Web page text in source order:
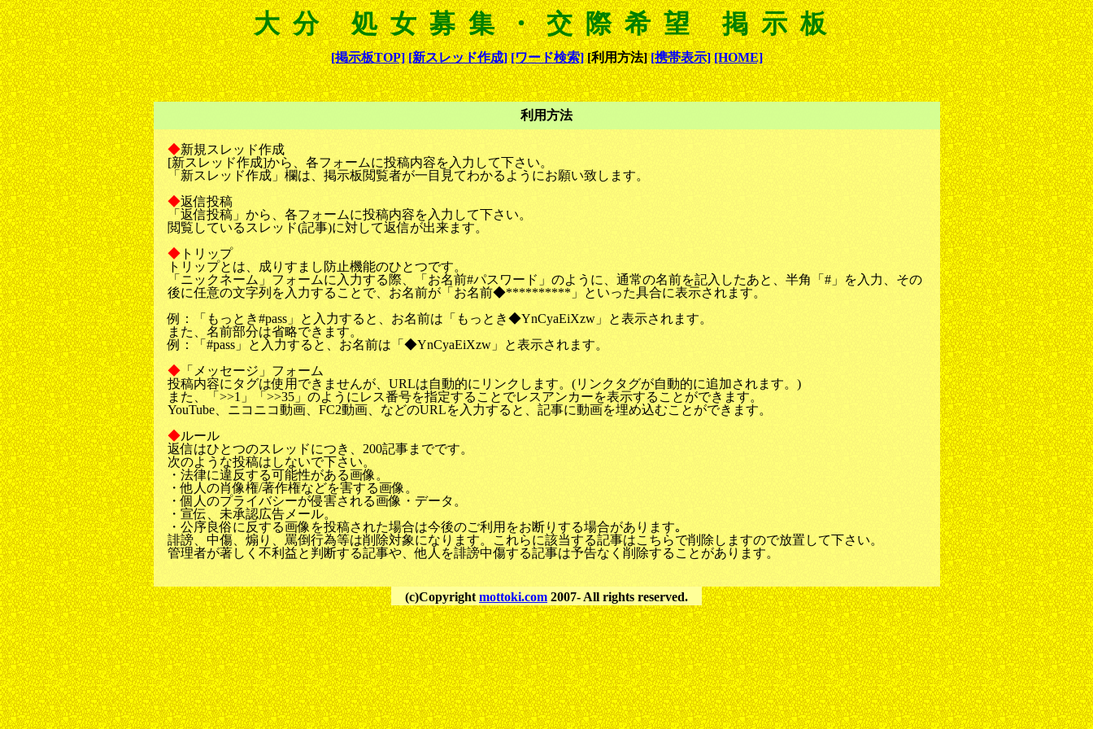
大分 処女募集・交際希望 掲示板
[掲示板TOP] [新スレッド作成] [ワード検索][利用方法][携帯表示] [HOME]
利用方法
◆新規スレッド作成
[新スレッド作成]から、各フォームに投稿内容を入力して下さい。
「新スレッド作成」欄は、掲示板閲覧者が一目見てわかるようにお願い致します。
◆返信投稿
「返信投稿」から、各フォームに投稿内容を入力して下さい。
閲覧しているスレッド(記事)に対して返信が出来ます。
◆トリップ
トリップとは、成りすまし防止機能のひとつです。
「ニックネーム」フォームに入力する際、「お名前#パスワード」のように、通常の名前を記入したあと、半角「#」を入力、その
後に任意の文字列を入力することで、お名前が「お名前◆**********」といった具合に表示されます。
例：「もっとき#pass」と入力すると、お名前は「もっとき◆YnCyaEiXzw」と表示されます。
また、名前部分は省略できます。
例：「#pass」と入力すると、お名前は「◆YnCyaEiXzw」と表示されます。
◆「メッセージ」フォーム
投稿内容にタグは使用できませんが、URLは自動的にリンクします。(リンクタグが自動的に追加されます。)
また、「>>1」「>>35」のようにレス番号を指定することでレスアンカーを表示することができます。
YouTube、ニコニコ動画、FC2動画、などのURLを入力すると、記事に動画を埋め込むことができます。
◆ルール
返信はひとつのスレッドにつき、200記事までです。
次のような投稿はしないで下さい。
・法律に違反する可能性がある画像。
・他人の肖像権/著作権などを害する画像。
・個人のプライバシーが侵害される画像・データ。
・宣伝、未承認広告メール。
・公序良俗に反する画像を投稿された場合は今後のご利用をお断りする場合があります｡
誹謗、中傷、煽り、罵倒行為等は削除対象になります。これらに該当する記事はこちらで削除しますので放置して下さい。
管理者が著しく不利益と判断する記事や、他人を誹謗中傷する記事は予告なく削除することがあります。
(c)Copyright mottoki.com 2007- All rights reserved.